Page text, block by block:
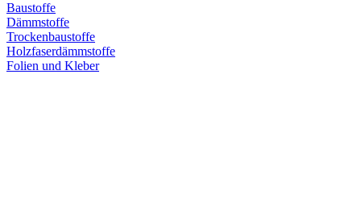
Baustoffe
Dämmstoffe
Trockenbaustoffe
Holzfaserdämmstoffe
Folien und Kleber